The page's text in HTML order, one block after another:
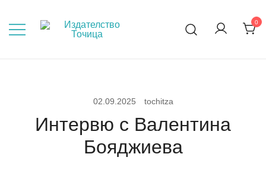
content
Мисли, преди да пораснеш!
0
02.09.2025 tochitza
Интервю с Валентина
Бояджиева